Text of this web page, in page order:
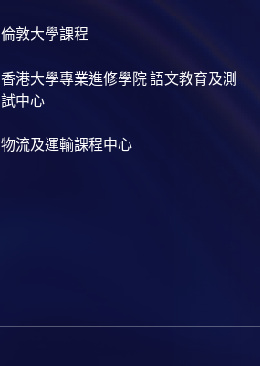
倫敦大學課程
香港大學專業進修學院 語文教育及測
試中心
物流及運輸課程中心